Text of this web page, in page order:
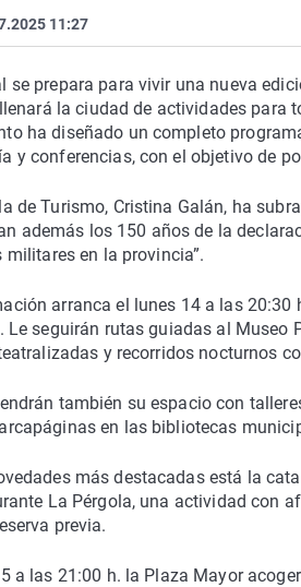
11:27
se prepara para vivir una nueva
la ciudad de actividades para
ha diseñado un completo
y conferencias, con el objetivo de
de Turismo, Cristina Galán, ha
además los 150 años de la
militares en la provincia”.
arranca el lunes 14 a las
Le seguirán rutas guiadas al
y recorridos nocturnos
también su espacio con
en las bibliotecas
más destacadas está la
La Pérgola, una actividad con
previa.
a las 21:00 h. la Plaza Mayor